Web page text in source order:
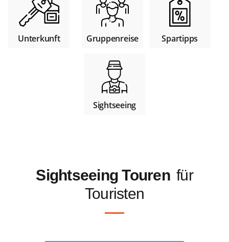
Unterkunft Gruppenreise Spartipps
Sightseeing
Sightseeing Touren für
Touristen